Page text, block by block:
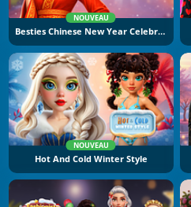
NOUVEAU
Besties Chinese New Year Celebration
NOUVEAU
Hot And Cold Winter Style